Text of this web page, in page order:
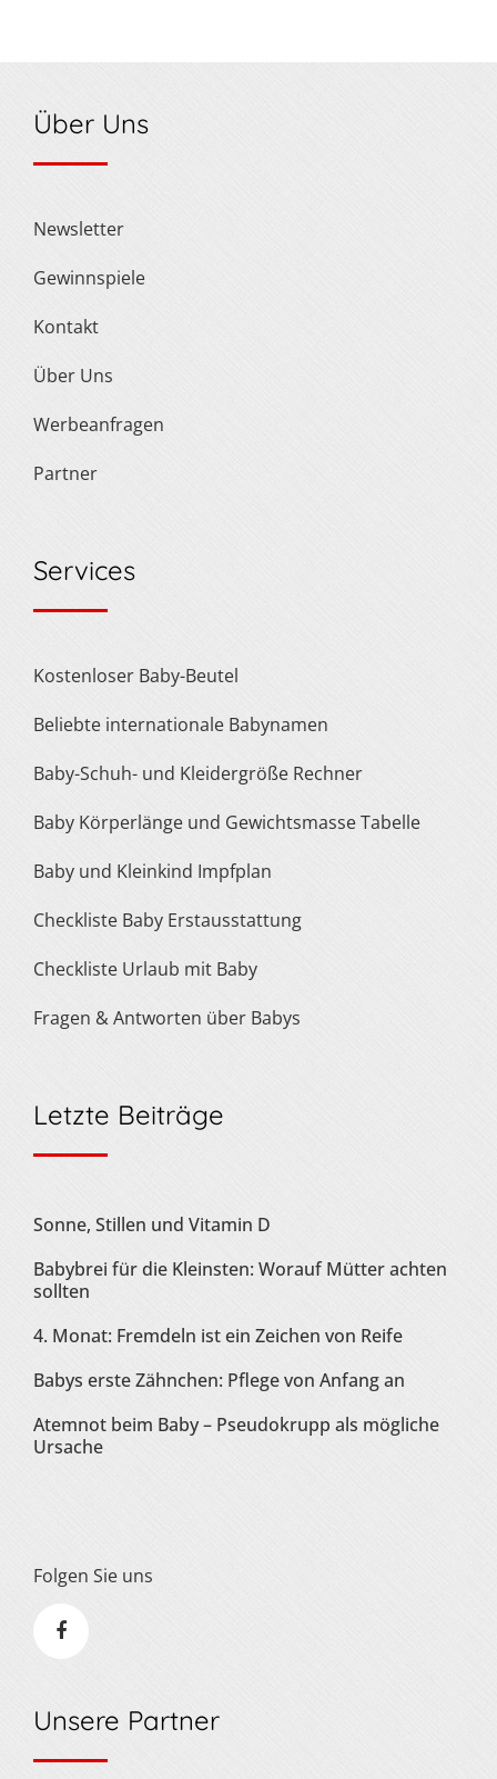
Über Uns
Newsletter
Gewinnspiele
Kontakt
Über Uns
Werbeanfragen
Partner
Services
Kostenloser Baby-Beutel
Beliebte internationale Babynamen
Baby-Schuh- und Kleidergröße Rechner
Baby Körperlänge und Gewichtsmasse Tabelle
Baby und Kleinkind Impfplan
Checkliste Baby Erstausstattung
Checkliste Urlaub mit Baby
Fragen & Antworten über Babys
Letzte Beiträge
Sonne, Stillen und Vitamin D
Babybrei für die Kleinsten: Worauf Mütter achten
sollten
4. Monat: Fremdeln ist ein Zeichen von Reife
Babys erste Zähnchen: Pflege von Anfang an
Atemnot beim Baby – Pseudokrupp als mögliche
Ursache
Folgen Sie uns
Unsere Partner